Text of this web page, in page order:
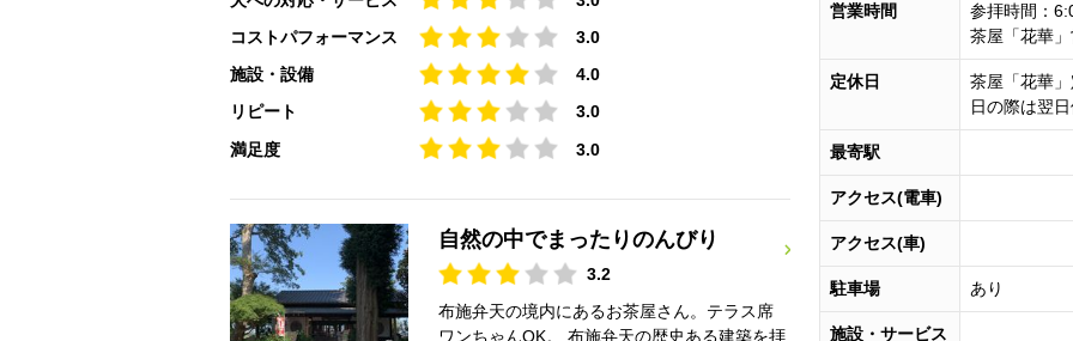
コストパフォーマンス
3.0
施設・設備
4.0
リピート
3.0
満足度
3.0
自然の中でまったりのんびり
3.2
布施弁天の境内にあるお茶屋さん。テラス席
ワンちゃんOK。 布施弁天の歴史ある建築を拝
営業時間
参拝時間：
茶屋「花華
定休日
茶屋「花華
日の際は翌日
最寄駅
アクセス(電車)
アクセス(車)
駐車場 あり
施設・サービス